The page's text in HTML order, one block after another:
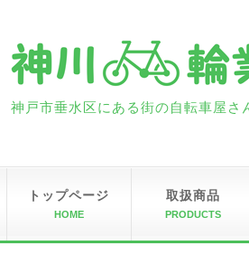
神戸市垂水区にある街の自転車屋さ
トップページ
HOME
取扱商品
PRODUCTS